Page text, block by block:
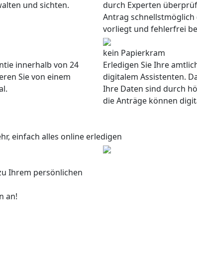
und sichten.
durch Experten
Antrag
vorliegt und fehlerfrei
innerhalb von 24
Sie von einem
kein Papierkram
Erledigen Sie Ihre
digitalem Assistenten.
Ihre Daten sind durch
die Anträge können
einfach alles online erledigen
Ihrem persönlichen
an!